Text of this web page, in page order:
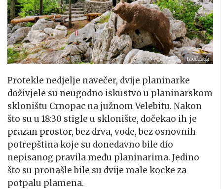
facebook
Protekle nedjelje navečer, dvije planinarke
doživjele su neugodno iskustvo u planinarskom
skloništu Crnopac na južnom Velebitu. Nakon
što su u 18:30 stigle u sklonište, dočekao ih je
prazan prostor, bez drva, vode, bez osnovnih
potrepština koje su donedavno bile dio
nepisanog pravila među planinarima. Jedino
što su pronašle bile su dvije male kocke za
potpalu plamena.